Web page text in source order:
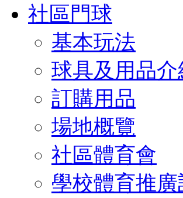
社區門球
基本玩法
球具及用品介
訂購用品
場地概覽
社區體育會
學校體育推廣